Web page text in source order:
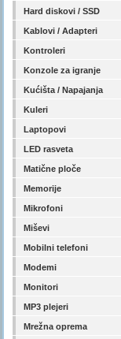
Hard diskovi / SSD
Kablovi / Adapteri
Kontroleri
Konzole za igranje
Kućišta / Napajanja
Kuleri
Laptopovi
LED rasveta
Matične ploče
Memorije
Mikrofoni
Miševi
Mobilni telefoni
Modemi
Monitori
MP3 plejeri
Mrežna oprema